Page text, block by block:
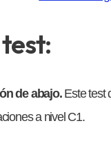
de abajo. Este test
a nivel C1.